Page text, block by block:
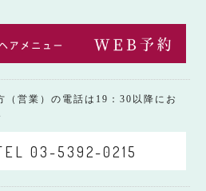
営業）の電話は19：30以降にお
03-5392-0215